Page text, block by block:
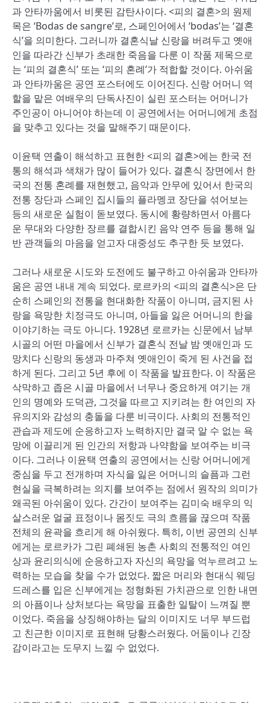
과 안타까움에서 비롯된 감탄사이다. <피의 결혼>의 원제
목은 ‘Bodas de sangre’로, 스페인어에서 ‘bodas’는 ‘결혼
식’을 의미한다. 그러니까 결혼식날 신랑을 버려두고 옛애
인을 따라간 신부가 초래한 죽음을 다룬 이 작품 제목으로
는 ‘피의 결혼식’ 또는 ‘피의 혼례’가 적합할 것이다. 아쉬움
과 안타까움은 공연 포스터에도 이어진다. 신랑 어머니 역
할을 맡은 여배우의 단독사진이 실린 포스터는 어머니가
주인공이 아니어야 하는데 이 공연에서는 어머니에게 초점
을 맞추고 있다는 것을 말해주기 때문이다.
이윤택 연출이 해석하고 표현한 <피의 결혼>에는 한국 전
통의 해석과 색채가 많이 들어가 있다. 결혼식 장면에서 한
국의 전통 혼례를 재현했고, 음악과 안무에 있어서 한국의
전통 장단과 스페인 집시들의 플라멩코 장단을 섞어보는
등의 새로운 실험이 돋보였다. 동시에 황량하면서 아름다
운 무대와 다양한 장르를 결합시킨 음악 연주 등을 통해 일
반 관객들의 마음을 얻고자 대중성도 추구한 듯 보였다.
그러나 새로운 시도와 도전에도 불구하고 아쉬움과 안타까
움은 공연 내내 계속 되었다. 로르카의 <피의 결혼식>은 단
순히 스페인의 전통을 현대화한 작품이 아니며, 금지된 사
랑을 욕망한 치정극도 아니며, 아들을 잃은 어머니의 한을
이야기하는 극도 아니다. 1928년 로르카는 신문에서 남부
시골의 어떤 마을에서 신부가 결혼식 전날 밤 옛애인과 도
망치다 신랑의 동생과 마주쳐 옛애인이 죽게 된 사건을 접
하게 된다. 그리고 5년 후에 이 작품을 발표한다. 이 작품은
삭막하고 좁은 시골 마을에서 너무나 중요하게 여기는 개
인의 명예와 도덕관, 그것을 따르고 지키려는 한 여인의 자
유의지와 감성의 충돌을 다룬 비극이다. 사회의 전통적인
관습과 제도에 순응하고자 노력하지만 결국 알 수 없는 욕
망에 이끌리게 된 인간의 저항과 나약함을 보여주는 비극
이다. 그러나 이윤택 연출의 공연에서는 신랑 어머니에게
중심을 두고 전개하며 자식을 잃은 어머니의 슬픔과 그런
현실을 극복하려는 의지를 보여주는 점에서 원작의 의미가
왜곡된 아쉬움이 있다. 간간이 보여주는 김미숙 배우의 익
살스러운 얼굴 표정이나 몸짓도 극의 흐름을 끊으며 작품
전체의 윤곽을 흐리게 해 아쉬웠다. 특히, 이번 공연의 신부
에게는 로르카가 그린 폐쇄된 농촌 사회의 전통적인 여인
상과 윤리의식에 순응하고자 자신의 욕망을 억누르려고 노
력하는 모습을 찾을 수가 없었다. 짧은 머리와 현대식 웨딩
드레스를 입은 신부에게는 정형화된 가치관으로 인한 내면
의 아픔이나 상처보다는 욕망을 표출한 일탈이 느껴질 뿐
이었다. 죽음을 상징해야하는 달의 이미지도 너무 부드럽
고 친근한 이미지로 표현해 당황스러웠다. 어둠이나 긴장
감이라고는 도무지 느낄 수 없었다.